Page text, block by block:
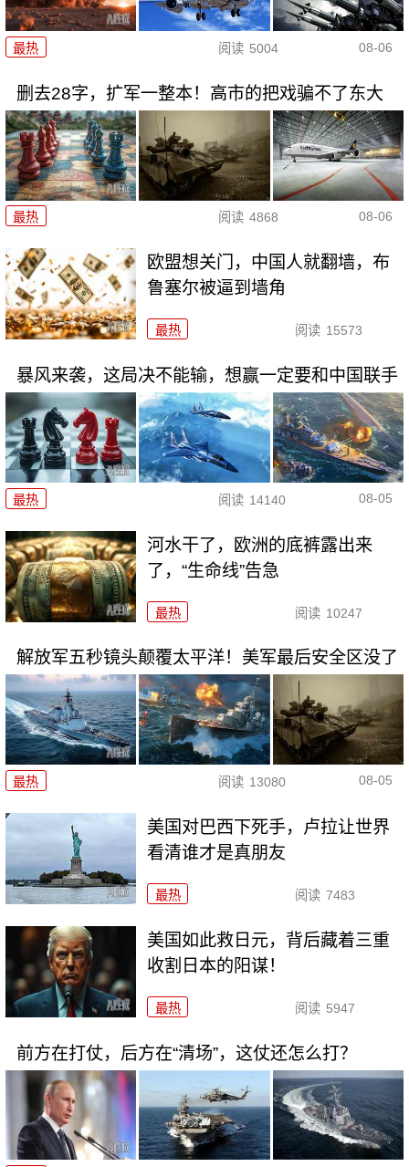
最热 阅读 5004 08-06
删去28字，扩军一整本！高市的把戏骗不了东大
最热 阅读 4868 08-06
欧盟想关门，中国人就翻墙，布
鲁塞尔被逼到墙角
最热 阅读 15573
暴风来袭，这局决不能输，想赢一定要和中国联手
最热 阅读 14140 08-05
河水干了，欧洲的底裤露出来
了，“生命线”告急
最热 阅读 10247
解放军五秒镜头颠覆太平洋！美军最后安全区没了
最热 阅读 13080 08-05
美国对巴西下死手，卢拉让世界
看清谁才是真朋友
最热 阅读 7483
美国如此救日元，背后藏着三重
收割日本的阳谋！
最热 阅读 5947
前方在打仗，后方在“清场”，这仗还怎么打？